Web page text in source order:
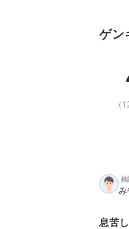
ゲン
（
検
み
息苦